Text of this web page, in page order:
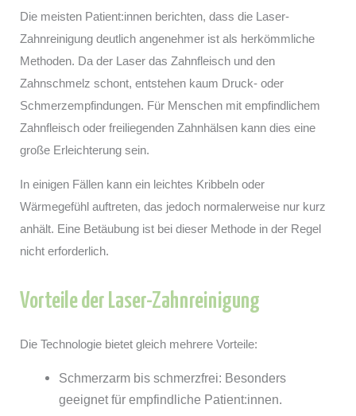
Die meisten Patient:innen berichten, dass die Laser-
Zahnreinigung deutlich angenehmer ist als herkömmliche
Methoden. Da der Laser das Zahnfleisch und den
Zahnschmelz schont, entstehen kaum Druck- oder
Schmerzempfindungen. Für Menschen mit empfindlichem
Zahnfleisch oder freiliegenden Zahnhälsen kann dies eine
große Erleichterung sein.
In einigen Fällen kann ein leichtes Kribbeln oder
Wärmegefühl auftreten, das jedoch normalerweise nur kurz
anhält. Eine Betäubung ist bei dieser Methode in der Regel
nicht erforderlich.
Vorteile der Laser-Zahnreinigung
Die Technologie bietet gleich mehrere Vorteile:
Schmerzarm bis schmerzfrei: Besonders
geeignet für empfindliche Patient:innen.